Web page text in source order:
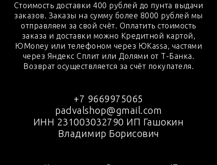
Стоимость доставки 400 рублей до пунта выдачи
заказов. Заказы на сумму более 8000 рублей мы
отправляем за свой счёт. Оплатить стоимость
заказа и доставки можно Кредитной картой,
ЮMoney или телефоном через ЮKassa, частями
через Яндекс Сплит или Долями от Т-Банка.
Возврат осуществляется за счёт покупателя.
+7 9669975065
padvalshop@gmail.com
ИНН 231003032790 ИП Гашокин
Владимир Борисович